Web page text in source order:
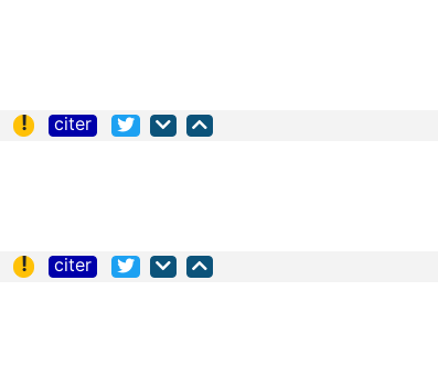
! citer
! citer